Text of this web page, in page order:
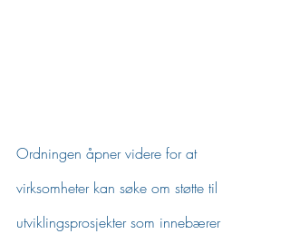
Ordningen åpner videre for at
virksomheter kan søke om støtte til
utviklingsprosjekter som innebærer